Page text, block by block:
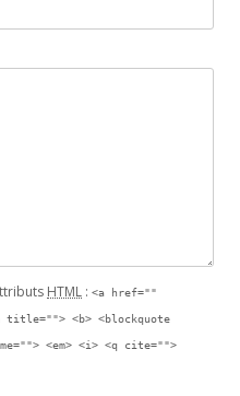
HTML : <a href=""
<b> <blockquote
<em> <i> <q cite="">